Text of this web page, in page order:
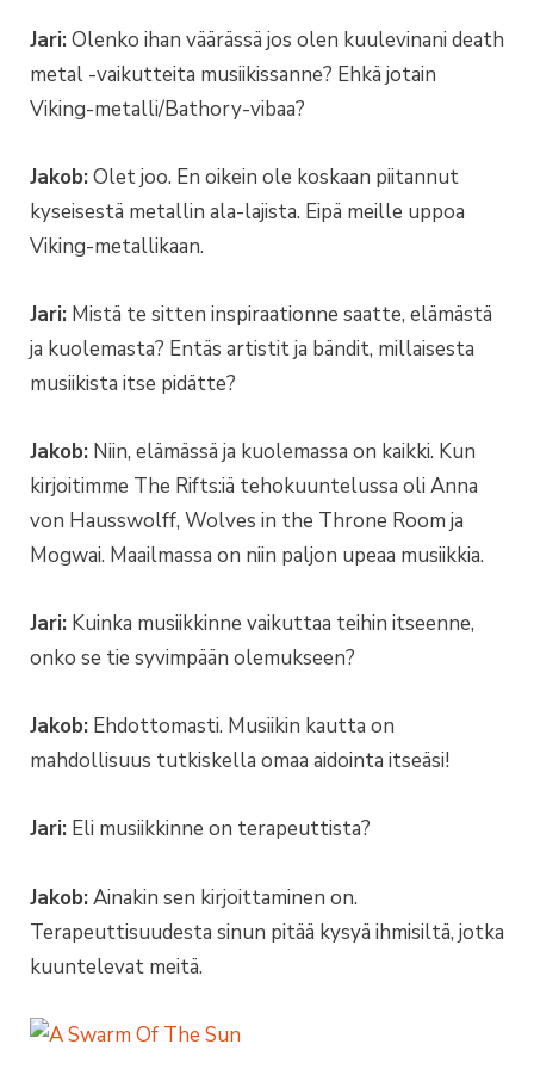
Jari:Olenko ihan väärässä jos olen kuulevinani death
metal -vaikutteita musiikissanne? Ehkä jotain
Viking-metalli/Bathory-vibaa?
Jakob:Olet joo. En oikein ole koskaan piitannut
kyseisestä metallin ala-lajista. Eipä meille uppoa
Viking-metallikaan.
Jari: Mistä te sitten inspiraationne saatte, elämästä
ja kuolemasta? Entäs artistit ja bändit, millaisesta
musiikista itse pidätte?
Jakob: Niin, elämässä ja kuolemassa on kaikki. Kun
kirjoitimme The Rifts:iä tehokuuntelussa oli Anna
von Hausswolff, Wolves in the Throne Room ja
Mogwai. Maailmassa on niin paljon upeaa musiikkia.
Jari: Kuinka musiikkinne vaikuttaa teihin itseenne,
onko se tie syvimpään olemukseen?
Jakob: Ehdottomasti. Musiikin kautta on
mahdollisuus tutkiskella omaa aidointa itseäsi!
Jari: Eli musiikkinne on terapeuttista?
Jakob:Ainakin sen kirjoittaminen on.
Terapeuttisuudesta sinun pitää kysyä ihmisiltä, jotka
kuuntelevat meitä.